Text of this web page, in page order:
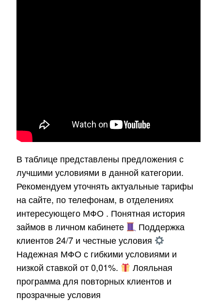
В таблице представлены предложения с
лучшими условиями в данной категории.
Рекомендуем уточнять актуальные тарифы
на сайте, по телефонам, в отделениях
интересующего МФО . Понятная история
займов в личном кабинете
Поддержка
клиентов 24/7 и честные условия
Надежная МФО с гибкими условиями и
низкой ставкой от 0,01%.
Лояльная
программа для повторных клиентов и
прозрачные условия